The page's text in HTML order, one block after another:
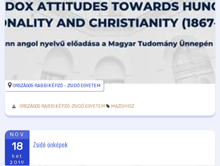
ORSZÁGOS RABBIKÉPZŐ – ZSIDÓ EGYETEM
ORSZÁGOS RABBIKÉPZŐ-ZSIDÓ EGYETEM MAZSIHISZ
NOV
18
hét
2019
Zsidó önképek